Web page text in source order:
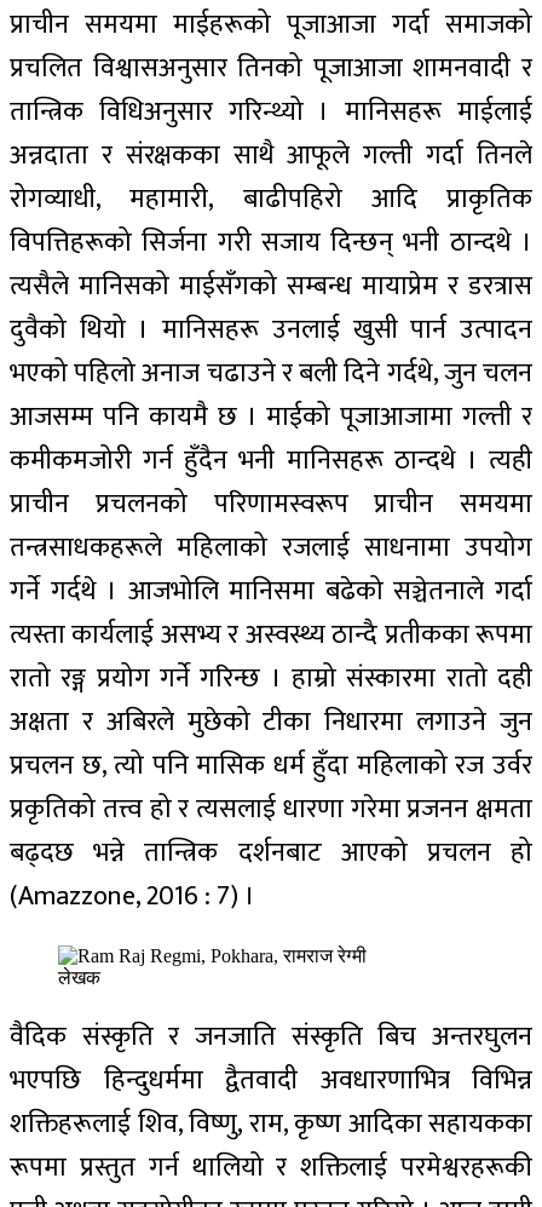
प्राचीन समयमा माईहरूको पूजाआजा गर्दा समाजको
प्रचलित विश्वासअनुसार तिनको पूजाआजा शामनवादी र
तान्त्रिक विधिअनुसार गरिन्थ्यो । मानिसहरू माईलाई
अन्नदाता र संरक्षकका साथै आफूले गल्ती गर्दा तिनले
रोगव्याधी, महामारी, बाढीपहिरो आदि प्राकृतिक
विपत्तिहरूको सिर्जना गरी सजाय दिन्छन् भनी ठान्दथे ।
त्यसैले मानिसको माईसँगको सम्बन्ध मायाप्रेम र डरत्रास
दुवैको थियो । मानिसहरू उनलाई खुसी पार्न उत्पादन
भएको पहिलो अनाज चढाउने र बली दिने गर्दथे, जुन चलन
आजसम्म पनि कायमै छ । माईको पूजाआजामा गल्ती र
कमीकमजोरी गर्न हुँदैन भनी मानिसहरू ठान्दथे । त्यही
प्राचीन प्रचलनको परिणामस्वरूप प्राचीन समयमा
तन्त्रसाधकहरूले महिलाको रजलाई साधनामा उपयोग
गर्ने गर्दथे । आजभोलि मानिसमा बढेको सञ्चेतनाले गर्दा
त्यस्ता कार्यलाई असभ्य र अस्वस्थ्य ठान्दै प्रतीकका रूपमा
रातो रङ्ग प्रयोग गर्ने गरिन्छ । हाम्रो संस्कारमा रातो दही
अक्षता र अबिरले मुछेको टीका निधारमा लगाउने जुन
प्रचलन छ, त्यो पनि मासिक धर्म हुँदा महिलाको रज उर्वर
प्रकृतिको तत्त्व हो र त्यसलाई धारणा गरेमा प्रजनन क्षमता
बढ्दछ भन्ने तान्त्रिक दर्शनबाट आएको प्रचलन हो
(Amazzone, 2016 : 7) ।
लेखक
वैदिक संस्कृति र जनजाति संस्कृति बिच अन्तरघुलन
भएपछि हिन्दुधर्ममा द्वैतवादी अवधारणाभित्र विभिन्न
शक्तिहरूलाई शिव, विष्णु, राम, कृष्ण आदिका सहायकका
रूपमा प्रस्तुत गर्न थालियो र शक्तिलाई परमेश्वरहरूकी